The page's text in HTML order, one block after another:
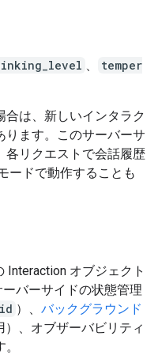
、
temper
は、新しいインタラク
ります。このサーバーサ
各リクエストで会話履歴
ードで動作することも
Interaction オブジェクト
バーサイドの状態管理
）、 バックグラウンド
）、オブザーバビリティ